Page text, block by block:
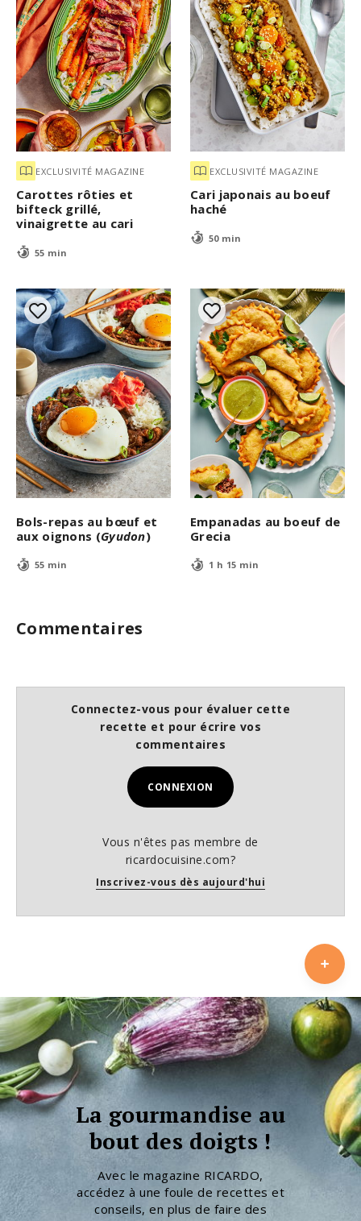
EXCLUSIVITÉ MAGAZINE
Carottes rôties et
bifteck grillé,
vinaigrette au cari
55 min
EXCLUSIVITÉ MAGAZINE
Cari japonais au boeuf
haché
50 min
Bols-repas au bœuf et
aux oignons (Gyudon)
55 min
Empanadas au boeuf de
Grecia
1 h 15 min
Commentaires
Connectez-vous pour évaluer cette
recette et pour écrire vos
commentaires
CONNEXION
Vous n'êtes pas membre de
ricardocuisine.com?
Inscrivez-vous dès aujourd'hui
La gourmandise au
bout des doigts !
Avec le magazine RICARDO,
accédez à une foule de recettes et
conseils, en plus de faire des